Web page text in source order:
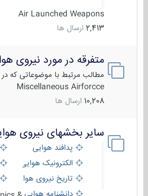
Air Launched Weapons
2,413 ارسال ها
متفرقه در مورد نیروی
مطالب مرتبط با موضوعاتی که در
Miscellaneous Airforcce
10,208 ارسال ها
سایر بخشهای نیروی
پدافند هوایی
الکترونیک هوایی
تاریخ نیروی هوایی